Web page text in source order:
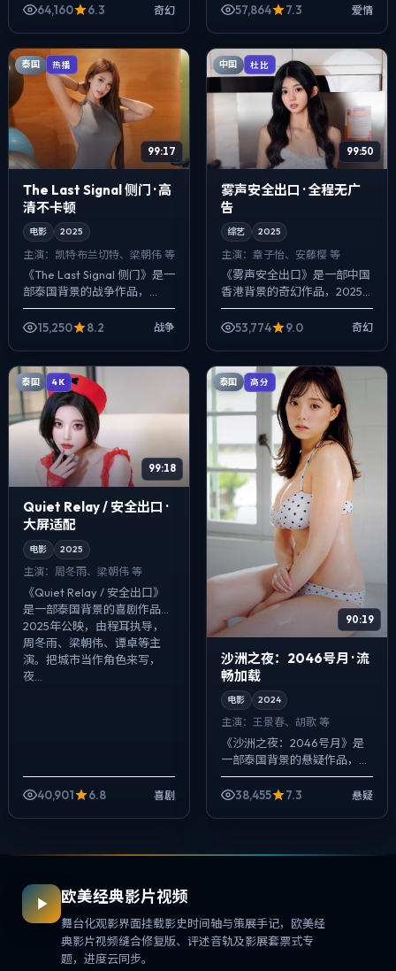
导，提莫西·查拉梅、汤唯、周
64,160 6.3 奇幻
姜武、凯特·布兰切特、孔刘等
57,864 7.3 爱情
泰国 热播
99:17
The Last Signal 侧门 · 高
清不卡顿
电影 2025
主演： 凯特·布兰切特、梁朝伟 等
《The Last Signal 侧门》是一
部泰国背景的战争作品，
2025年公映，由洪常秀执
导，凯特·布兰切特、梁朝伟、
15,250 8.2 战争
中国 杜比
99:50
雾声安全出口 · 全程无广
告
综艺 2025
主演： 章子怡、安藤樱 等
《雾声安全出口》是一部中国
香港背景的奇幻作品，2025
年公映，由林超贤执导，章子
怡、安藤樱、段奕宏等主演。
53,774 9.0 奇幻
泰国 4K
99:18
Quiet Relay / 安全出口 ·
大屏适配
电影 2025
主演： 周冬雨、梁朝伟 等
《Quiet Relay / 安全出口》
是一部泰国背景的喜剧作品，
2025年公映，由程耳执导，
周冬雨、梁朝伟、谭卓等主
演。把城市当作角色来写，
夜...
40,901 6.8 喜剧
泰国 高分
90:19
沙洲之夜：2046号月 · 流
畅加载
电影 2024
主演： 王景春、胡歌 等
《沙洲之夜：2046号月》是
一部泰国背景的悬疑作品，
2024年公映，由奉俊昊执
导，王景春、胡歌、佛罗伦斯·
38,455 7.3 悬疑
欧美经典影片视频
舞台化观影界面挂载影史时间轴与策展手记，欧美经
典影片视频缝合修复版、评述音轨及影展套票式专
题，进度云同步。